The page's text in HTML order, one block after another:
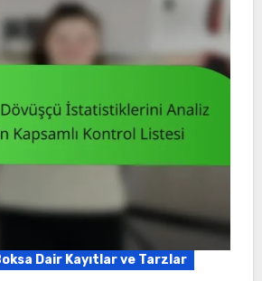
Dair Kayıtlar ve Tarzlar